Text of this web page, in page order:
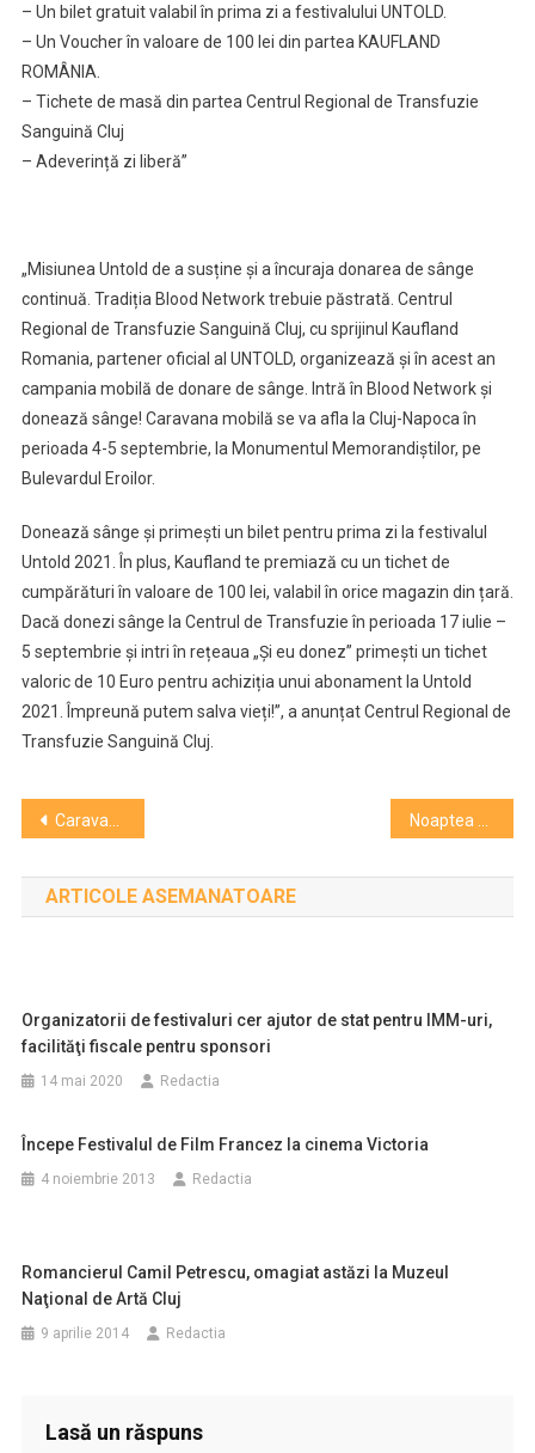
– Un bilet gratuit valabil în prima zi a festivalului UNTOLD.
– Un Voucher în valoare de 100 lei din partea KAUFLAND
ROMÂNIA.
– Tichete de masă din partea Centrul Regional de Transfuzie
Sanguină Cluj
– Adeverință zi liberă”
„Misiunea Untold de a susține și a încuraja donarea de sânge
continuă. Tradiția Blood Network trebuie păstrată. Centrul
Regional de Transfuzie Sanguină Cluj, cu sprijinul Kaufland
Romania, partener oficial al UNTOLD, organizează și în acest an
campania mobilă de donare de sânge. Intră în Blood Network și
donează sânge! Caravana mobilă se va afla la Cluj-Napoca în
perioada 4-5 septembrie, la Monumentul Memorandiștilor, pe
Bulevardul Eroilor.
Donează sânge și primești un bilet pentru prima zi la festivalul
Untold 2021. În plus, Kaufland te premiază cu un tichet de
cumpărături în valoare de 100 lei, valabil în orice magazin din țară.
Dacă donezi sânge la Centrul de Transfuzie în perioada 17 iulie –
5 septembrie și intri în rețeaua „Și eu donez” primești un tichet
valoric de 10 Euro pentru achiziția unui abonament la Untold
2021. Împreună putem salva vieți!”, a anunțat Centrul Regional de
Transfuzie Sanguină Cluj.
Navigare
în
articole
Caravană mobilă UNTOLD la Cluj-Napoca. Toți donatorii de sânge, vor intra gratis la festival Noaptea Albă a Filmului Românesc la Cinema Victoria
ARTICOLE ASEMANATOARE
Organizatorii de festivaluri cer ajutor de stat pentru IMM-uri,
facilităţi fiscale pentru sponsori
14 mai 2020 Redactia
Începe Festivalul de Film Francez la cinema Victoria
4 noiembrie 2013 Redactia
Romancierul Camil Petrescu, omagiat astăzi la Muzeul
Naţional de Artă Cluj
9 aprilie 2014 Redactia
Lasă un răspuns